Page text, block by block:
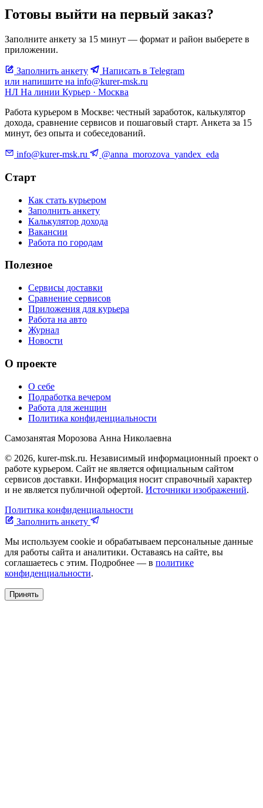
Готовы выйти на первый заказ?
Заполните анкету за 15 минут — формат и район выберете в
приложении.
Заполнить анкету
Написать в Telegram
или напишите на info@kurer-msk.ru
НЛ На линии Курьер · Москва
Работа курьером в Москве: честный заработок, калькулятор
дохода, сравнение сервисов и пошаговый старт. Анкета за 15
минут, без опыта и собеседований.
info@kurer-msk.ru @anna_morozova_yandex_eda
Старт
Как стать курьером
Заполнить анкету
Калькулятор дохода
Вакансии
Работа по городам
Полезное
Сервисы доставки
Сравнение сервисов
Приложения для курьера
Работа на авто
Журнал
Новости
О проекте
О себе
Подработка вечером
Работа для женщин
Политика конфиденциальности
Самозанятая Морозова Анна Николаевна
© 2026, kurer-msk.ru. Независимый информационный проект о
работе курьером. Сайт не является официальным сайтом
сервисов доставки. Информация носит справочный характер
и не является публичной офертой. Источники изображений.
Политика конфиденциальности
Заполнить анкету
Мы используем cookie и обрабатываем персональные данные
для работы сайта и аналитики. Оставаясь на сайте, вы
соглашаетесь с этим. Подробнее — в политике
конфиденциальности.
Принять